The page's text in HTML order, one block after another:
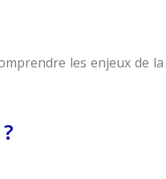
les enjeux de